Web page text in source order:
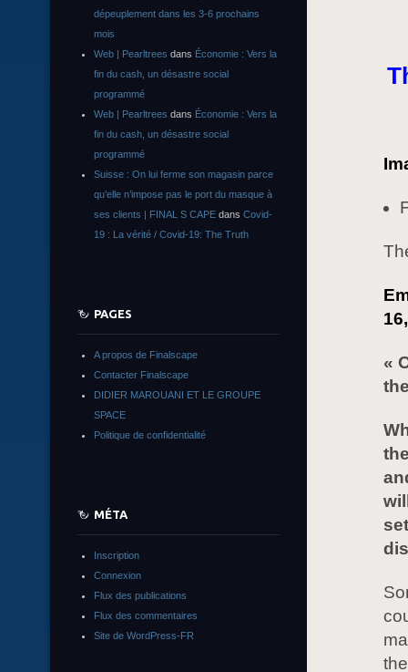
«
dépeuplement dans les 3-6 prochains
mois
Web | Pearltrees dans Économie : Vers la
fin du cash, un désastre social
programmé
Web | Pearltrees dans Économie : Vers la
fin du cash, un désastre social
programmé
Suisse : On lui ferme son magasin parce
qu’elle n’impose pas le port du masque à
ses clients | FINAL S CAPE dans Covid-
19 : La vérité / Covid-19: The Truth
PAGES
A propos de Finalscape
Contacter Finalscape
DIDIER MAROUANI ET LE GROUPE
SPACE
Politique de confidentialité
MÉTA
Inscription
Connexion
Flux des publications
Flux des commentaires
Site de WordPress-FR